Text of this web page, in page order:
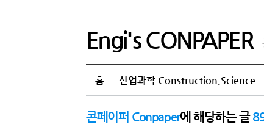
Engi's CONPAPER
홈 산업과학 Construction,Science
콘페이퍼 Conpaper에 해당하는 글